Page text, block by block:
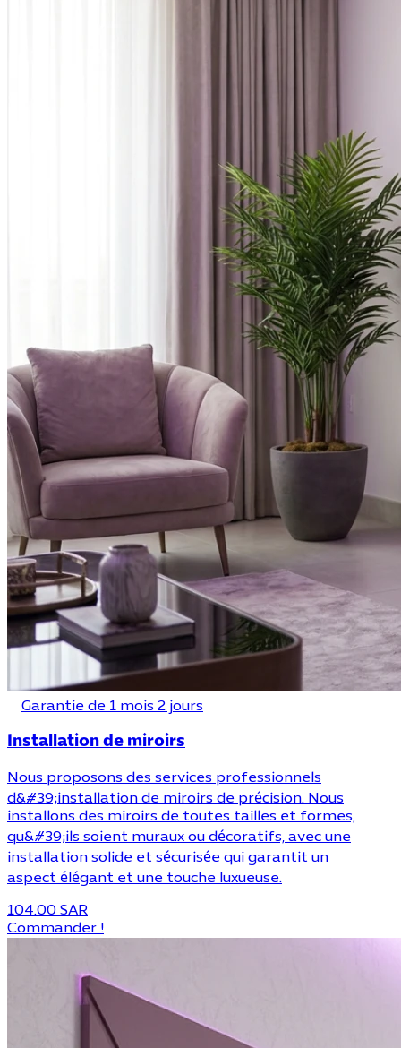
Garantie de 1 mois 2 jours
Installation de miroirs
Nous proposons des services professionnels
d&#39;installation de miroirs de précision. Nous
installons des miroirs de toutes tailles et formes,
qu&#39;ils soient muraux ou décoratifs, avec une
installation solide et sécurisée qui garantit un
aspect élégant et une touche luxueuse.
104.00 SAR
Commander !